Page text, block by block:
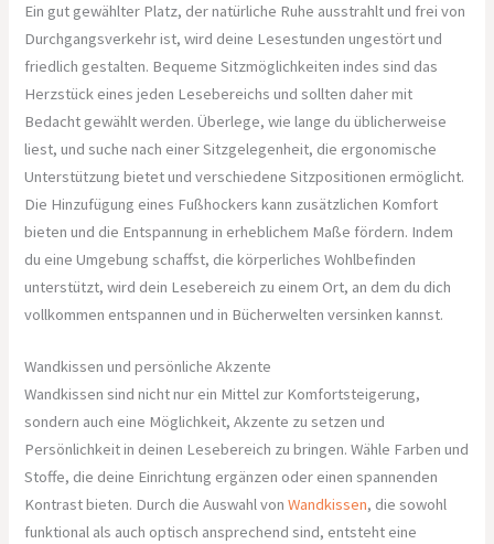
Ein gut gewählter Platz, der natürliche Ruhe ausstrahlt und frei von
Durchgangsverkehr ist, wird deine Lesestunden ungestört und
friedlich gestalten. Bequeme Sitzmöglichkeiten indes sind das
Herzstück eines jeden Lesebereichs und sollten daher mit
Bedacht gewählt werden. Überlege, wie lange du üblicherweise
liest, und suche nach einer Sitzgelegenheit, die ergonomische
Unterstützung bietet und verschiedene Sitzpositionen ermöglicht.
Die Hinzufügung eines Fußhockers kann zusätzlichen Komfort
bieten und die Entspannung in erheblichem Maße fördern. Indem
du eine Umgebung schaffst, die körperliches Wohlbefinden
unterstützt, wird dein Lesebereich zu einem Ort, an dem du dich
vollkommen entspannen und in Bücherwelten versinken kannst.
Wandkissen und persönliche Akzente
Wandkissen sind nicht nur ein Mittel zur Komfortsteigerung,
sondern auch eine Möglichkeit, Akzente zu setzen und
Persönlichkeit in deinen Lesebereich zu bringen. Wähle Farben und
Stoffe, die deine Einrichtung ergänzen oder einen spannenden
Kontrast bieten. Durch die Auswahl vonWandkissen, die sowohl
funktional als auch optisch ansprechend sind, entsteht eine